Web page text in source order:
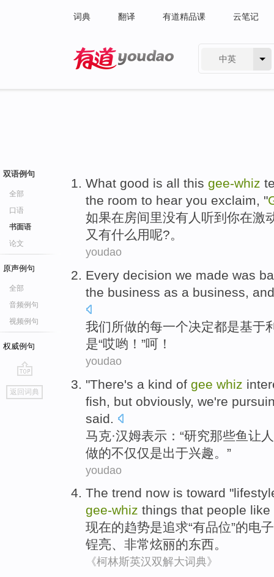
词典 翻译 有道精品课 云笔记
中英
双语例句
全部
口语
书面语
论文
原声例句
全部
音频例句
视频例句
权威例句
go
top
返回词典
What good is all this gee-whiz
the room to hear you exclaim, "
如果在房间里没有人 听到 你在激
又 有什么用呢?。
youdao
Every decision we made was
the business as a business, and
我们所做的每一个决定都是基于
是“哎哟 ！”呵！
youdao
"There's a kind of gee whiz
fish
but obviously, we're
said.
马克·汉姆表示：“研究那些鱼让
做的不仅仅是出于兴趣。”
youdao
The trend now is toward "
gee-whiz things that people
现在的趋势是追求“有品位”的电
锃亮、非常炫丽的东西。
《柯林斯英汉双解大词典》